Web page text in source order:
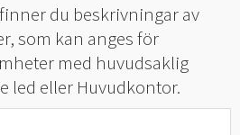
du beskrivningar av
som kan anges för
med huvudsaklig
led eller Huvudkontor.